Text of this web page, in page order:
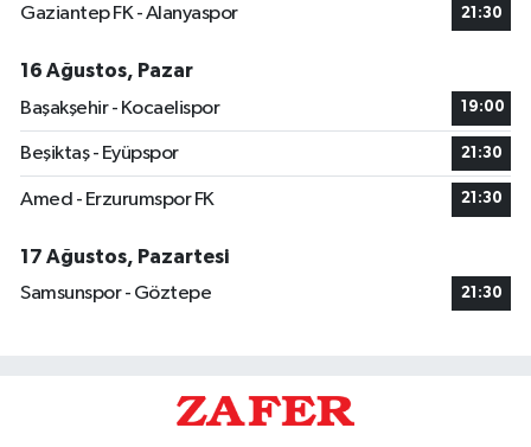
Gaziantep FK - Alanyaspor 21:30
16 Ağustos, Pazar
Başakşehir - Kocaelispor
19:00
Beşiktaş - Eyüpspor 21:30
Amed - Erzurumspor FK 21:30
17 Ağustos, Pazartesi
Samsunspor - Göztepe
21:30